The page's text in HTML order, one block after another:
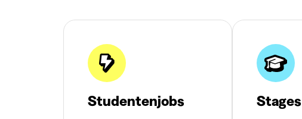
Studentenjobs Stages